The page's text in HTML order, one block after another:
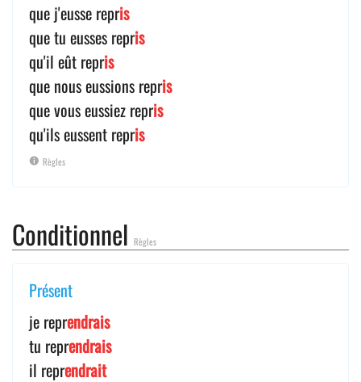
que j'eusse repris
que tu eusses repris
qu'il eût repris
que nous eussions repris
que vous eussiez repris
qu'ils eussent repris
Règles
Conditionnel Règles
Présent
je reprendrais
tu reprendrais
il reprendrait